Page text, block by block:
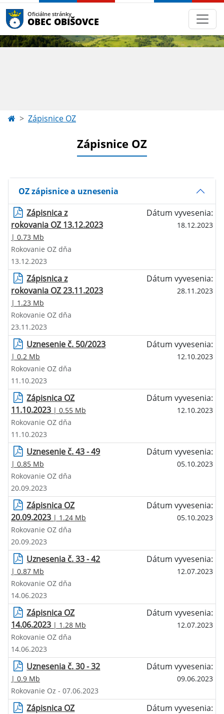
Oficiálne stránky
OBEC OBIŠOVCE
Zápisnice OZ
Zápisnice OZ
OZ zápisnice a uznesenia
Zápisnica z
rokovania OZ 13.12.2023
| 0.73 Mb
Dátum vyvesenia:
18.12.2023
Rokovanie OZ dňa
13.12.2023
Zápisnica z
rokovania OZ 23.11.2023
| 1.23 Mb
Dátum vyvesenia:
28.11.2023
Rokovanie OZ dňa
23.11.2023
Uznesenie č. 50/2023
| 0.2 Mb
Dátum vyvesenia:
12.10.2023
Rokovanie OZ dňa
11.10.2023
Zápisnica OZ
11.10.2023 | 0.55 Mb
Dátum vyvesenia:
12.10.2023
Rokovanie OZ dňa
11.10.2023
Uznesenie č. 43 - 49
| 0.85 Mb
Dátum vyvesenia:
05.10.2023
Rokovanie OZ dňa
20.09.2023
Zápisnica OZ
20.09.2023 | 1.24 Mb
Dátum vyvesenia:
05.10.2023
Rokovanie OZ dňa
20.09.2023
Uznesenia č. 33 - 42
| 0.87 Mb
Dátum vyvesenia:
12.07.2023
Rokovanie OZ dňa
14.06.2023
Zápisnica OZ
14.06.2023 | 1.28 Mb
Dátum vyvesenia:
12.07.2023
Rokovanie OZ dňa
14.06.2023
Uznesenia č. 30 - 32
| 0.9 Mb
Dátum vyvesenia:
09.06.2023
Rokovanie Oz - 07.06.2023
Zápisnica OZ
Dátum vyvesenia: